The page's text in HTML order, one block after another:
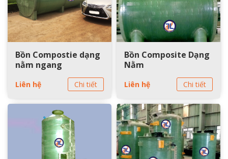
Bồn Compostie dạng
nằm ngang
Liên hệ Chi tiết
Bồn Composite Dạng
Nằm
Liên hệ Chi tiết